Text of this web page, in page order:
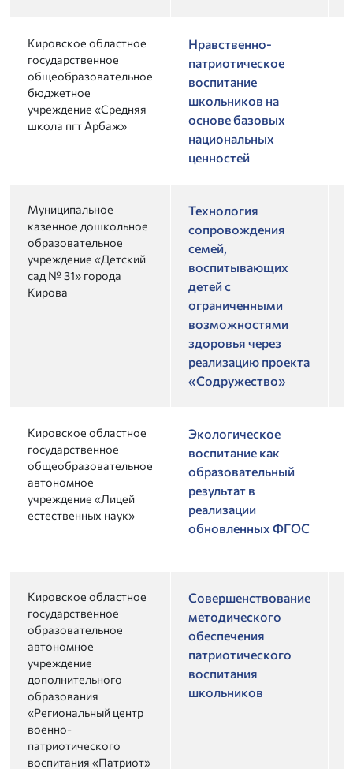
Кировское областное
государственное
общеобразовательное
бюджетное
учреждение «Средняя
школа пгт Арбаж»
Нравственно-
патриотическое
воспитание
школьников на
основе базовых
национальных
ценностей
Муниципальное
казенное дошкольное
образовательное
учреждение «Детский
сад № 31» города
Кирова
Технология
сопровождения
семей,
воспитывающих
детей с
ограниченными
возможностями
здоровья через
реализацию проекта
«Содружество»
Кировское областное
государственное
общеобразовательное
автономное
учреждение «Лицей
естественных наук»
Экологическое
воспитание как
образовательный
результат в
реализации
обновленных ФГОС
Кировское областное
государственное
образовательное
автономное
учреждение
дополнительного
образования
«Региональный центр
военно-
патриотического
воспитания «Патриот»
Совершенствование
методического
обеспечения
патриотического
воспитания
школьников